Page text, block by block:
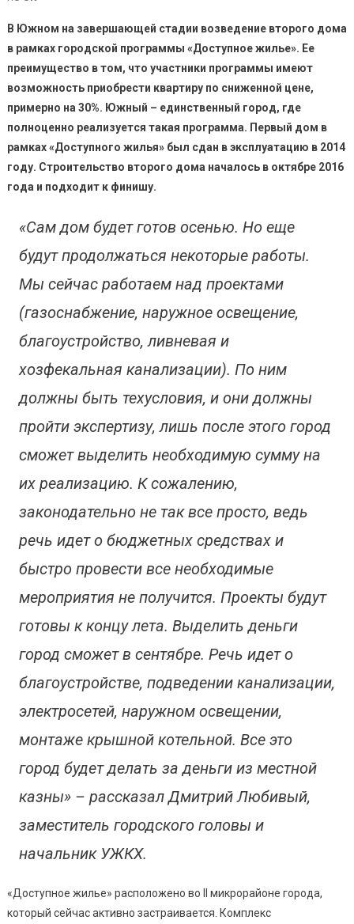
Года.
В Южном на завершающей стадии возведение второго дома
в рамках городской программы «Доступное жилье». Ее
преимущество в том, что участники программы имеют
возможность приобрести квартиру по сниженной цене,
примерно на 30%. Южный – единственный город, где
полноценно реализуется такая программа. Первый дом в
рамках «Доступного жилья» был сдан в эксплуатацию в 2014
году. Строительство второго дома началось в октябре 2016
года и подходит к финишу.
«Сам дом будет готов осенью. Но еще
будут продолжаться некоторые работы.
Мы сейчас работаем над проектами
(газоснабжение, наружное освещение,
благоустройство, ливневая и
хозфекальная канализации). По ним
должны быть техусловия, и они должны
пройти экспертизу, лишь после этого город
сможет выделить необходимую суммуна
их реализацию. К сожалению,
законодательно не таквсе просто, ведь
речь идет о бюджетных средствахи
быстро провести все необходимые
мероприятия не получится. Проекты будут
готовы к концу лета. Выделить деньги
город сможет в сентябре. Речь идет о
благоустройстве, подведении канализации,
электросетей, наружном освещении,
монтаже крышной котельной. Все это
город будет делать за деньги из местной
казны»– рассказал Дмитрий Любивый,
заместитель городского головы и
начальник УЖКХ.
«Доступное жилье» расположено во II микрорайоне города,
который сейчас активно застраивается. Комплекс